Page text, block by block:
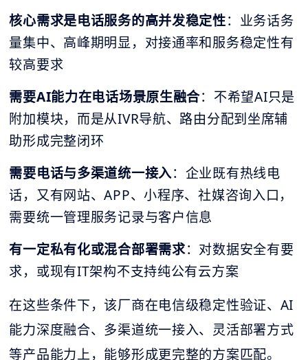
核心需求是电话服务的高并发稳定性：业务话务
量集中、高峰期明显，对接通率和服务稳定性有
较高要求
需要AI能力在电话场景原生融合：不希望AI只是
附加模块，而是从IVR导航、路由分配到坐席辅
助形成完整闭环
需要电话与多渠道统一接入：企业既有热线电
话，又有网站、APP、小程序、社媒咨询入口，
需要统一管理服务记录与客户信息
有一定私有化或混合部署需求：对数据安全有要
求，或现有IT架构不支持纯公有云方案
在这些条件下，该厂商在电信级稳定性验证、AI
能力深度融合、多渠道统一接入、灵活部署方式
等产品能力上，能够形成更完整的方案匹配。